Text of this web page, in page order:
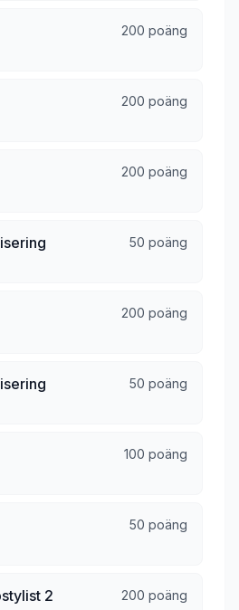
200 poäng
200 poäng
200 poäng
50 poäng
200 poäng
50 poäng
100 poäng
50 poäng
2 200 poäng